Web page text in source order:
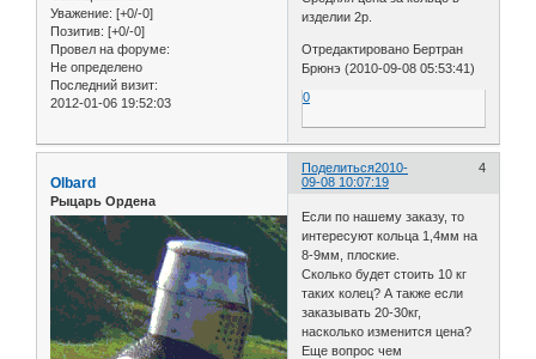
Уважение: [+0/-0]
Позитив: [+0/-0]
Провел на форуме:
Не определено
Последний визит:
2012-01-06 19:52:03
изделии 2р.
Отредактировано Бертран
Брюнэ (2010-09-08 05:53:41)
0
Поделиться 4
2010-
09-08 10:07:19
Olbard
Рыцарь Ордена
Если по нашему заказу, то
интересуют кольца 1,4мм на
8-9мм, плоские.
Сколько будет стоить 10 кг
таких колец? А также если
заказывать 20-30кг,
насколько изменится цена?
Еще вопрос чем